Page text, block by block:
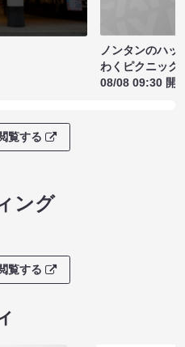
ノンタンのハッ
わくピクニック
08/08 09:30 開
覧する
ング
覧する